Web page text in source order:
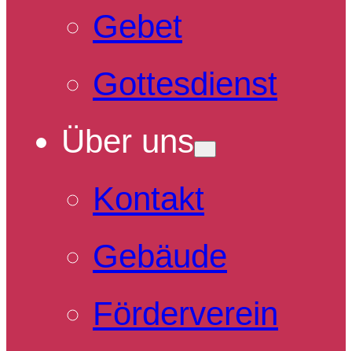
Gebet
Gottesdienst
Über uns
Kontakt
Gebäude
Förderverein